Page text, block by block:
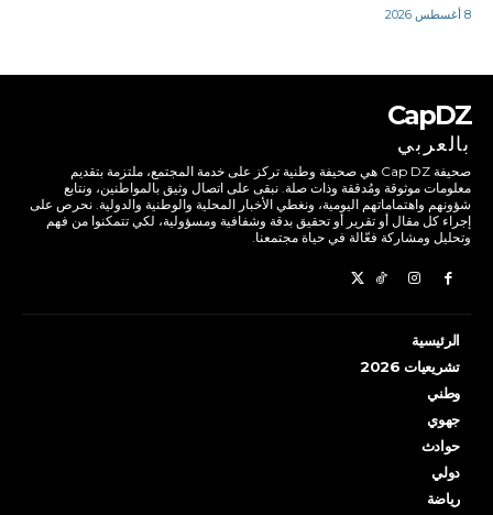
8 أغسطس 2026
CapDZ
بالعربي
صحيفة Cap DZ هي صحيفة وطنية تركز على خدمة المجتمع، ملتزمة بتقديم
معلومات موثوقة ومُدققة وذات صلة. نبقى على اتصال وثيق بالمواطنين، ونتابع
شؤونهم واهتماماتهم اليومية، ونغطي الأخبار المحلية والوطنية والدولية. نحرص على
إجراء كل مقال أو تقرير أو تحقيق بدقة وشفافية ومسؤولية، لكي تتمكنوا من فهم
وتحليل ومشاركة فعّالة في حياة مجتمعنا.
الرئيسية
تشريعيات 2026
وطني
جهوي
حوادث
دولي
رياضة